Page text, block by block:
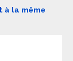
à la même